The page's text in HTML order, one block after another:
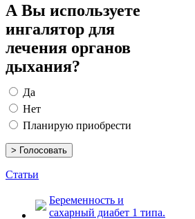
А Вы используете
ингалятор для
лечения органов
дыхания?
Да
Нет
Планирую приобрести
Статьи
Беременность и
сахарный диабет 1 типа.